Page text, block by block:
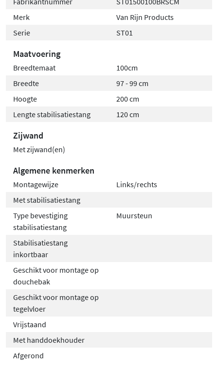
Merk
Van Rijn Products
Serie
ST01
Maatvoering
Breedtemaat
100cm
Breedte
97 - 99 cm
Hoogte
200 cm
Lengte stabilisatiestang
120 cm
Zijwand
Met zijwand(en)
Algemene kenmerken
Montagewijze
Links/rechts
Met stabilisatiestang
Type bevestiging
stabilisatiestang
Muursteun
Stabilisatiestang
inkortbaar
Geschikt voor montage op
douchebak
Geschikt voor montage op
tegelvloer
Vrijstaand
Met handdoekhouder
Afgerond